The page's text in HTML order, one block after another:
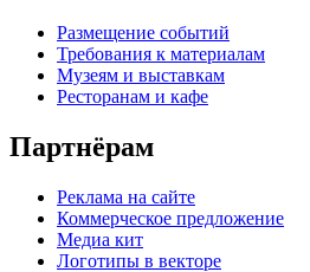
Размещение событий
Требования к материалам
Музеям и выставкам
Ресторанам и кафе
Партнёрам
Реклама на сайте
Коммерческое предложение
Медиа кит
Логотипы в векторе